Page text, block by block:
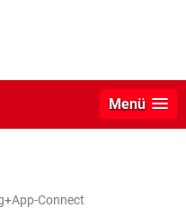
Menü
Connect